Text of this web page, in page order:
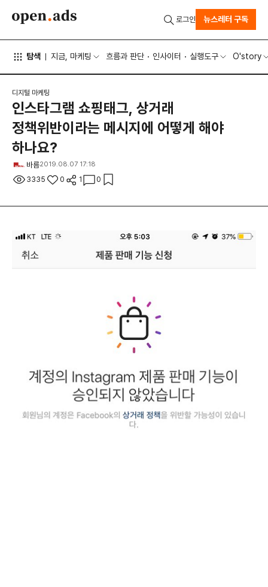
탐색 지금, 마케팅 흐름과 판단 인사이터 실행도구 O'story
로그인 뉴스레터 구독
디지털 마케팅
인스타그램 쇼핑태그, 상거래
정책위반이라는 메시지에 어떻게 해야
하나요?
바름2019.08.07 17:18
3335 0 1 0